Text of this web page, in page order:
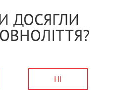
(пивоварня має власну расу)
Через 5-6 днів пиво
холодній кімнаті, де воно
тижнів. У пляшки пиво
газ створюється
дріжджі споживають новий
Ще 2 тижні повторного
тест – і пиво готове.
ДОСЯГЛИ
НІ